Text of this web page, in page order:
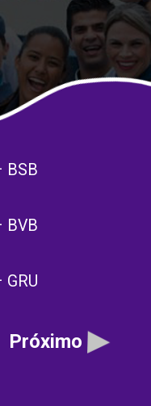
BSB
BVB
Próximo